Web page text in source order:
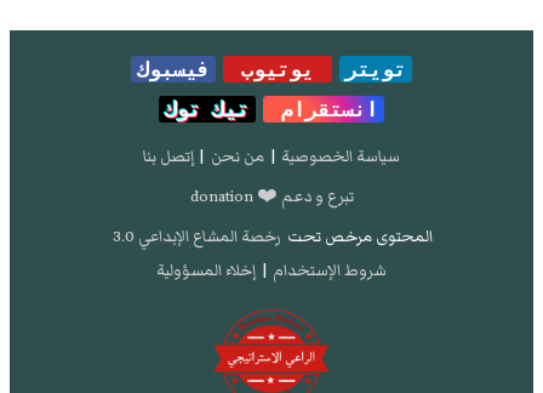
تويتر يوتيوب
فيسبوك
انستقرام
تيك توك
سياسة الخصوصية | من نحن | إتصل بنا
تبرع و دعم ❤️ donation
المحتوى مرخص تحت رخصة المشاع الإبداعي 3.0
شروط الإستخدام | إخلاء المسؤولية